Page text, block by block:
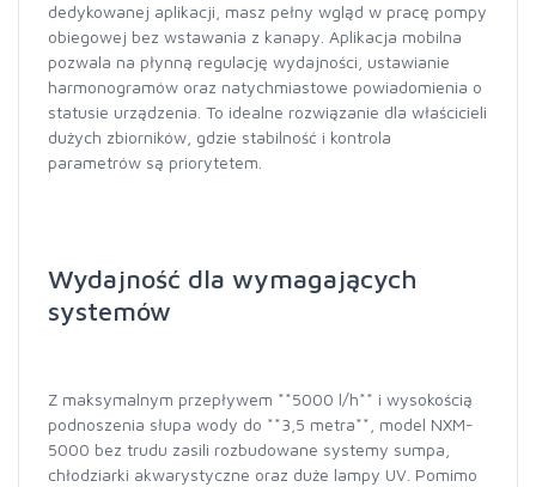
dedykowanej aplikacji, masz pełny wgląd w pracę pompy
obiegowej bez wstawania z kanapy. Aplikacja mobilna
pozwala na płynną regulację wydajności, ustawianie
harmonogramów oraz natychmiastowe powiadomienia o
statusie urządzenia. To idealne rozwiązanie dla właścicieli
dużych zbiorników, gdzie stabilność i kontrola
parametrów są priorytetem.
Wydajność dla wymagających
systemów
Z maksymalnym przepływem **5000 l/h** i wysokością
podnoszenia słupa wody do **3,5 metra**, model NXM-
5000 bez trudu zasili rozbudowane systemy sumpa,
chłodziarki akwarystyczne oraz duże lampy UV. Pomimo